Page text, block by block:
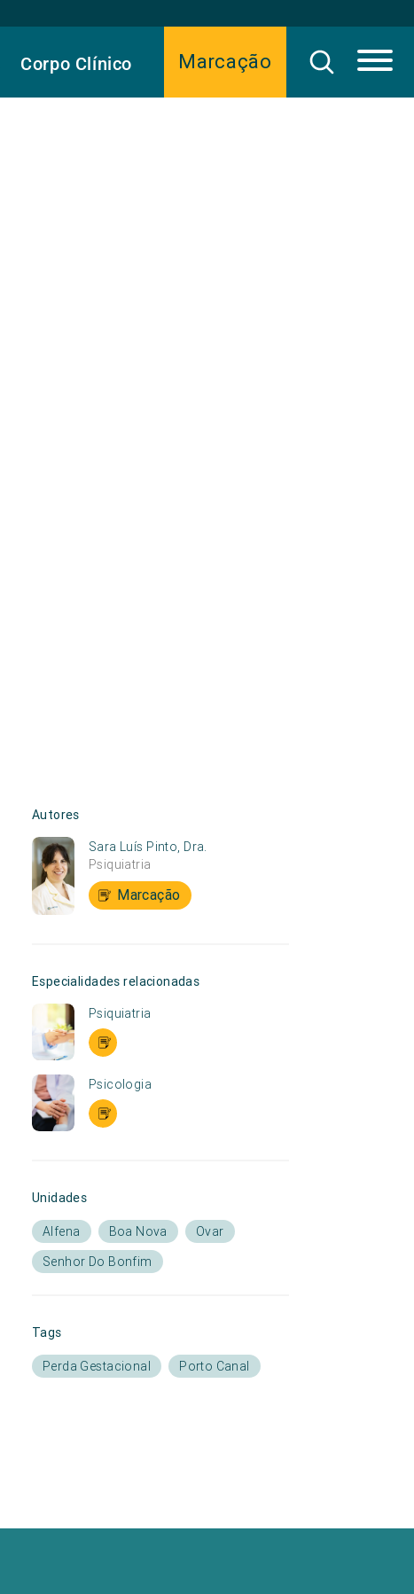
Marcação
Corpo Clínico
Autores
Sara Luís Pinto, Dra.
Psiquiatria
Marcação
Especialidades relacionadas
Psiquiatria
Psicologia
Unidades
Alfena Boa Nova
Ovar
Senhor Do Bonfim
Tags
Perda Gestacional Porto Canal